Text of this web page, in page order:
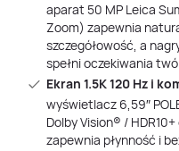
aparat 50 MP Leica
Zoom) zapewnia
szczegółowość, a
spełni oczekiwania
Ekran 1.5K 120 Hz i
wyświetlacz 6,59″
Dolby Vision® /
zapewnia płynność i